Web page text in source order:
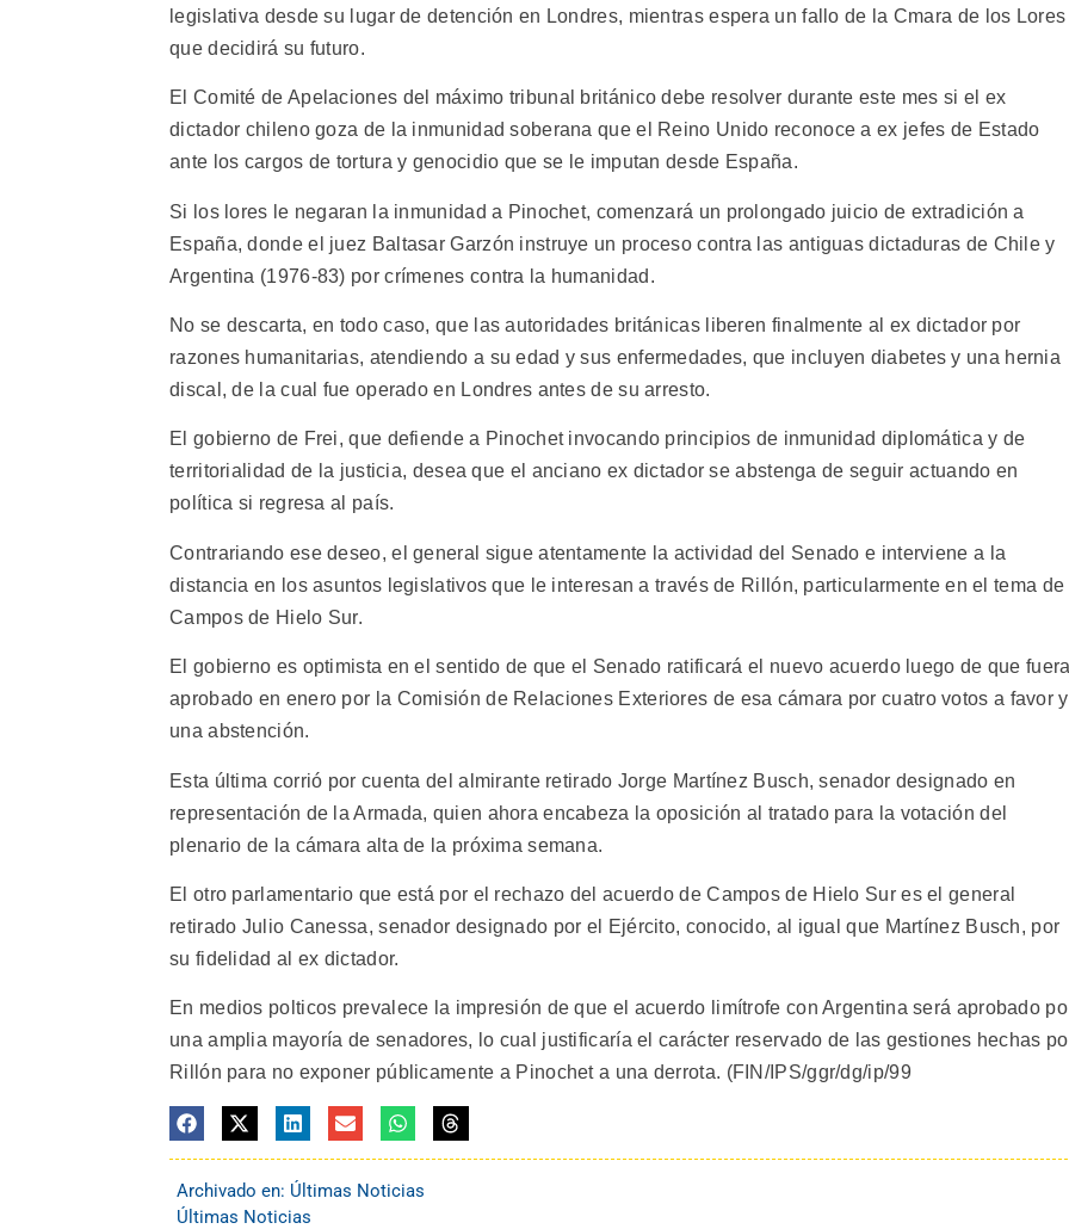
legislativa desde su lugar de detención en Londres, mientras espera un fallo de la Cmara de los Lores
que decidirá su futuro.
El Comité de Apelaciones del máximo tribunal británico debe resolver durante este mes si el ex
dictador chileno goza de la inmunidad soberana que el Reino Unido reconoce a ex jefes de Estado
ante los cargos de tortura y genocidio que se le imputan desde España.
Si los lores le negaran la inmunidad a Pinochet, comenzará un prolongado juicio de extradición a
España, donde el juez Baltasar Garzón instruye un proceso contra las antiguas dictaduras de Chile y
Argentina (1976-83) por crímenes contra la humanidad.
No se descarta, en todo caso, que las autoridades británicas liberen finalmente al ex dictador por
razones humanitarias, atendiendo a su edad y sus enfermedades, que incluyen diabetes y una hernia
discal, de la cual fue operado en Londres antes de su arresto.
El gobierno de Frei, que defiende a Pinochet invocando principios de inmunidad diplomática y de
territorialidad de la justicia, desea que el anciano ex dictador se abstenga de seguir actuando en
política si regresa al país.
Contrariando ese deseo, el general sigue atentamente la actividad del Senado e interviene a la
distancia en los asuntos legislativos que le interesan a través de Rillón, particularmente en el tema de
Campos de Hielo Sur.
El gobierno es optimista en el sentido de que el Senado ratificará el nuevo acuerdo luego de que
aprobado en enero por la Comisión de Relaciones Exteriores de esa cámara por cuatro votos a favor y
una abstención.
Esta última corrió por cuenta del almirante retirado Jorge Martínez Busch, senador designado en
representación de la Armada, quien ahora encabeza la oposición al tratado para la votación del
plenario de la cámara alta de la próxima semana.
El otro parlamentario que está por el rechazo del acuerdo de Campos de Hielo Sur es el general
retirado Julio Canessa, senador designado por el Ejército, conocido, al igual que Martínez Busch, por
su fidelidad al ex dictador.
En medios polticos prevalece la impresión de que el acuerdo limítrofe con Argentina será aprobado
una amplia mayoría de senadores, lo cual justificaría el carácter reservado de las gestiones hechas
Rillón para no exponer públicamente a Pinochet a una derrota. (FIN/IPS/ggr/dg/ip/99
Archivado en: Últimas Noticias
Últimas Noticias